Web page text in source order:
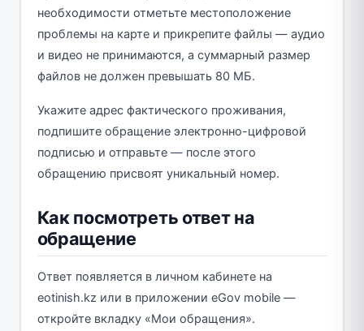
необходимости отметьте местоположение
проблемы на карте и прикрепите файлы — аудио
и видео не принимаются, а суммарный размер
файлов не должен превышать 80 МБ.
Укажите адрес фактического проживания,
подпишите обращение электронно-цифровой
подписью и отправьте — после этого
обращению присвоят уникальный номер.
Как посмотреть ответ на
обращение
Ответ появляется в личном кабинете на
eotinish.kz или в приложении eGov mobile —
откройте вкладку «Мои обращения».